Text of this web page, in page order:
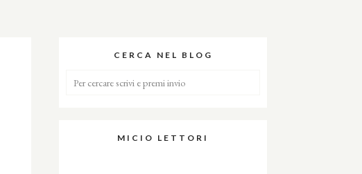
CERCA NEL BLOG
MICIO LETTORI